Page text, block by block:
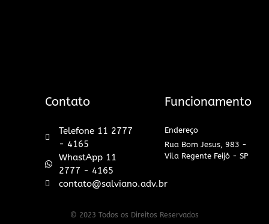
Contato
Telefone 11 2777
- 4165
WhastApp 11
2777 - 4165
contato@salviano.adv.br
Funcionamento
Endereço
Rua Bom Jesus, 983 -
Vila Regente Feijó - SP
© 2023 Todos os Direitos Reservados